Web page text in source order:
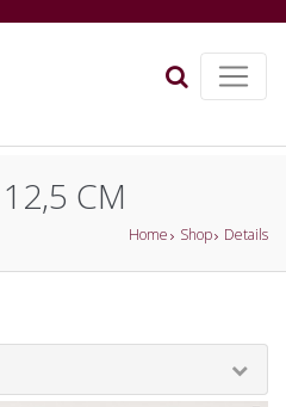
CM
Home Shop Details